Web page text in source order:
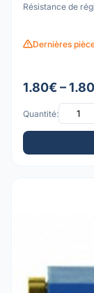
Résistance de
Dernières
1.80€ –
Quantité: